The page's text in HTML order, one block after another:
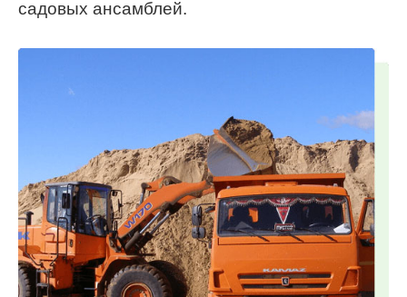
садовых ансамблей.